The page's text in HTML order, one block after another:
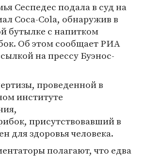
Сеспедес подала в суд на
Coca-Cola, обнаружив в
бутылке с напитком
Об этом сообщает РИА
на прессу Буэнос-
проведенной в
институте
присутствовавший в
для здоровья человека.
полагают, что едва